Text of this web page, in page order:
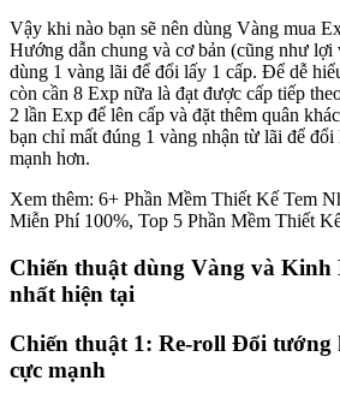
Vậy khi nào bạn sẽ nên dùng Vàng mua
Hướng dẫn chung và cơ bản (cũng như lợi
dùng 1 vàng lãi để đổi lấy 1 cấp. Để dễ
còn cần 8 Exp nữa là đạt được cấp tiếp
2 lần Exp để lên cấp và đặt thêm quân
bạn chỉ mất đúng 1 vàng nhận từ lãi để
mạnh hơn.
Xem thêm: 6+ Phần Mềm Thiết Kế Tem
Miễn Phí 100%, Top 5 Phần Mềm Thiết
Chiến thuật dùng Vàng và Kinh
nhất hiện tại
Chiến thuật 1: Re-roll Đổi tướng
cực mạnh